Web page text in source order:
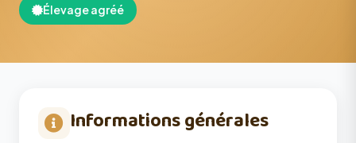
Élevage agréé
Informations générales